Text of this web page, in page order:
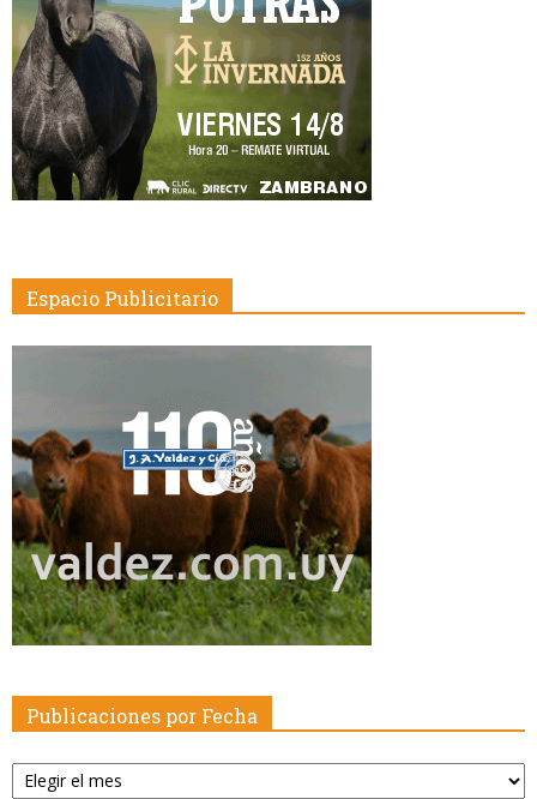
Espacio Publicitario
Publicaciones por Fecha
Publicaciones
por